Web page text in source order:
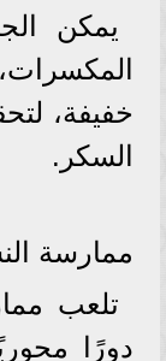
يمكن
خفيفة،
السكر.
ممارسة
تلعب
دورًا